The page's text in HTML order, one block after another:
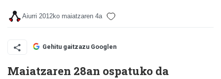
Aiurri 2012ko maiatzaren 4a
Gehitu gaitzazu Googlen
Maiatzaren 28an ospatuko da